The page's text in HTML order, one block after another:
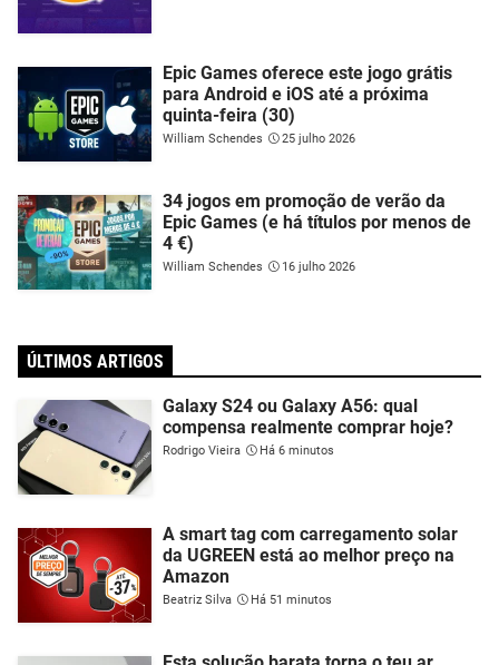
Epic Games oferece este jogo grátis
para Android e iOS até a próxima
quinta-feira (30)
William Schendes 25 julho 2026
34 jogos em promoção de verão da
Epic Games (e há títulos por menos de
4 €)
William Schendes 16 julho 2026
ÚLTIMOS ARTIGOS
Galaxy S24 ou Galaxy A56: qual
compensa realmente comprar hoje?
Rodrigo Vieira Há 6 minutos
A smart tag com carregamento solar
da UGREEN está ao melhor preço na
Amazon
Beatriz Silva Há 51 minutos